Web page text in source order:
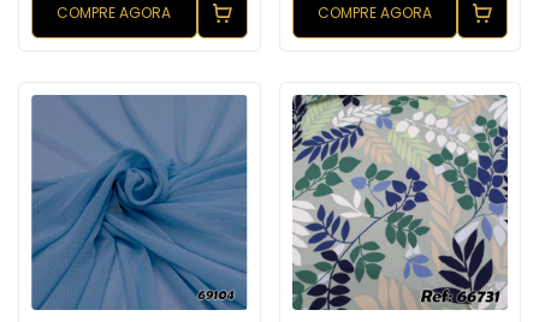
COMPRE AGORA COMPRE AGORA